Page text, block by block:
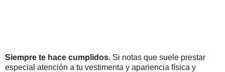
Siempre te hace cumplidos. Si notas que suele prestar
especial atención a tu vestimenta y apariencia física y